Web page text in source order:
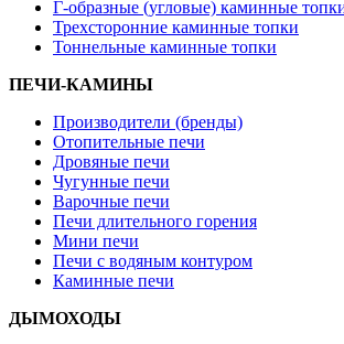
Г-образные (угловые) каминные
Трехсторонние каминные топки
Тоннельные каминные топки
ПЕЧИ-КАМИНЫ
Производители (бренды)
Отопительные печи
Дровяные печи
Чугунные печи
Варочные печи
Печи длительного горения
Мини печи
Печи с водяным контуром
Каминные печи
ДЫМОХОДЫ